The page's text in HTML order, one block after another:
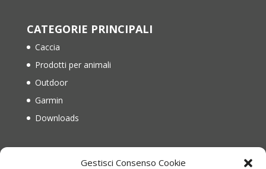
Gestisci Consenso Cookie
CATEGORIE PRINCIPALI
Caccia
Prodotti per animali
Outdoor
Garmin
Downloads
IL MIO ACCOUNT